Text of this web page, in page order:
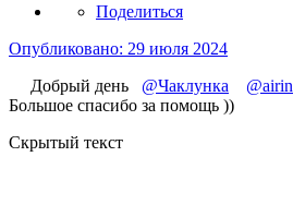
Поделиться
Опубликовано: 29 июля 2024
Добрый день @Чаклунка
@airin
Большое спасибо за помощь ))
Скрытый текст